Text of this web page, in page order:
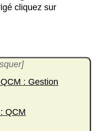
cliquez sur
: Gestion
QCM